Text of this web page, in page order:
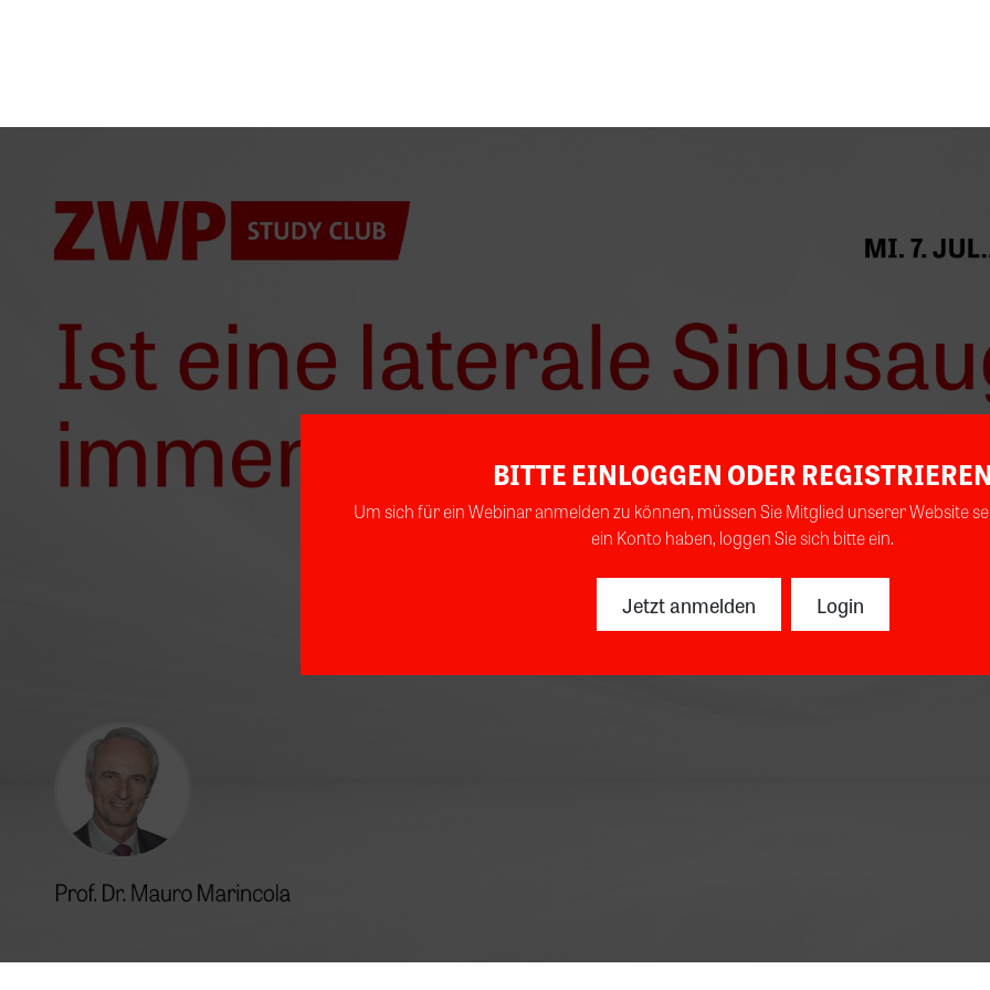
BITTE EINLOGGEN ODER
Um sich für ein Webinar anmelden zu können, müssen Sie Mitglied unserer Website
ein Konto haben, loggen Sie sich bitte ein.
Jetzt anmelden Login